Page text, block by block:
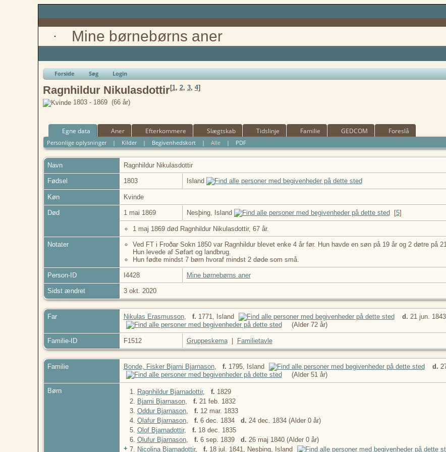
Mine børnebørns aner
Forside Søg Login
Ragnhildur Nikulasdottir[1, 2, 3, 4]
1803 - 1869 (66 år)
Egne data Aner Efterkommere Slægtskab Tidslinje Familie GEDCOM Foreslå
Personlige oplysninger| Kilder| Begivenhedskort |Alle | PDF
Navn Ragnhildur Nikulasdottir
Fødsel 1803 Island
Køn Kvinde
Død 1 mai 1869 Nesþing, Island [5]
1 maj 1869 død Ragnhildur Nikulasdottir, 67 år.
Notater
Ved FT i Froðar Sokn 1850 var Ragnhildur blevet enke 4 år før. Hun havde en søn på 19 år og 2 døtre på
Hun levede af Søfart og landbrug.
Hun fødte mindst 7 børn hvoraf mindst 2 døde som små.
Person-ID I4428 Mine børnebørns aner
Sidst ændret 3 okt. 2020
Far Nikulas Erasmusson, f. 1771, Island d. 21 jun.
(Alder 72 år)
Familie-ID F1512 Gruppeskema| Familietavle
Familie Bonde, Fisker Bjarni Bjarnason, f. 1795, Island d.
(Alder 51 år)
Børn 1. Ragnhildur Bjarnadottir, f. 1829
2.
Bjarni Bjarnason, f. 21 feb. 1832
3. Oddur Bjarnason, f. 12 mar. 1833
4. Olafur Bjarnason, f. 6 dec. 1834 d. 24 dec. 1834 (Alder 0 år)
5. Olof Bjarnadottir, f. 18 dec. 1835
6. Olufur Bjarnason, f. 6 sep. 1839 d. 26 maj 1840 (Alder 0 år)
+ 7. Nicolina Bjarnadottir, f. 18 jul. 1841, Nesþing, Island